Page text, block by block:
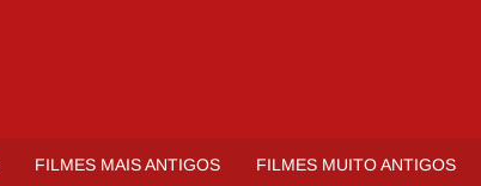
FILMES MAIS ANTIGOS FILMES MUITO ANTIGOS